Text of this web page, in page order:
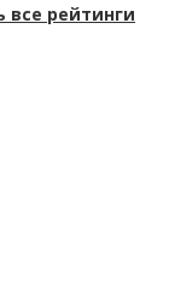
все рейтинги